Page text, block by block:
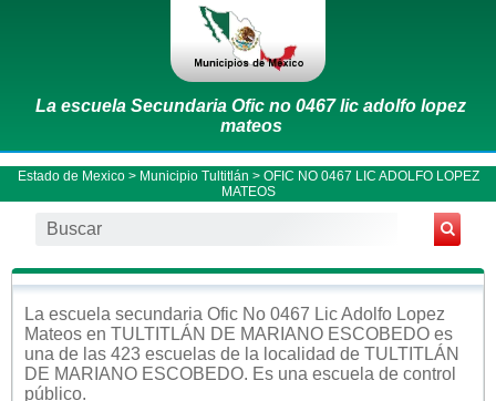
La escuela Secundaria Ofic no 0467 lic adolfo lopez
mateos
Estado de Mexico> Municipio Tultitlán > OFIC NO 0467 LIC ADOLFO LOPEZ
MATEOS
La escuela secundaria Ofic No 0467 Lic Adolfo Lopez
Mateos en TULTITLÁN DE MARIANO ESCOBEDO es
una de las 423 escuelas de la localidad de TULTITLÁN
DE MARIANO ESCOBEDO. Es una escuela de control
público.